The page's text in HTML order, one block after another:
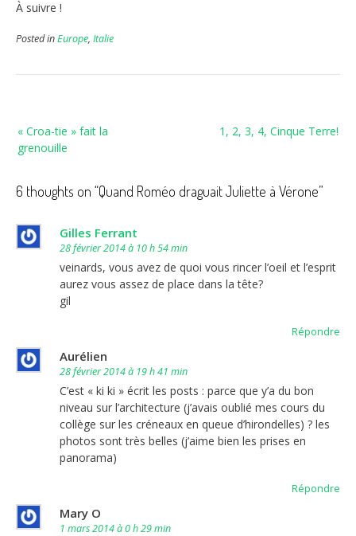
À suivre !
Posted inEurope, Italie
de
l’article
1, 2, 3, 4, Cinque Terre!
« Croa-tie » fait la
grenouille
6 thoughts on “Quand Roméo draguait Juliette à Vérone”
Gilles Ferrant
28 février 2014 à 10 h 54 min
veinards, vous avez de quoi vous rincer l’oeil et l’esprit
aurez vous assez de place dans la tête?
gil
Répondre
Aurélien
28 février 2014 à 19 h 41 min
C’est « ki ki » écrit les posts : parce que y’a du bon
niveau sur l’architecture (j’avais oublié mes cours du
collège sur les créneaux en queue d’hirondelles) ? les
photos sont très belles (j’aime bien les prises en
panorama)
Répondre
Mary O
1 mars 2014 à 0 h 29 min